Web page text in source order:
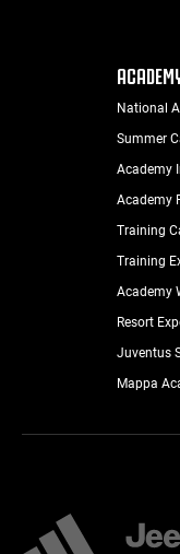
National
Summer
Academy
Academy
Training
Training
Academy
Resort
Juventus
Mappa